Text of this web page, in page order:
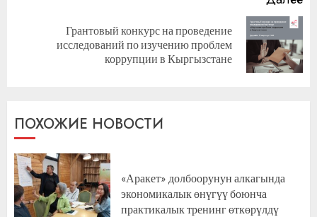
Следующая
Грантовый конкурс на проведение
исследований по изучению проблем
коррупции в Кыргызстане
ПОХОЖИЕ НОВОСТИ
«Аракет» долбоорунун алкагында
экономикалык өнүгүү боюнча
практикалык тренинг өткөрүлдү